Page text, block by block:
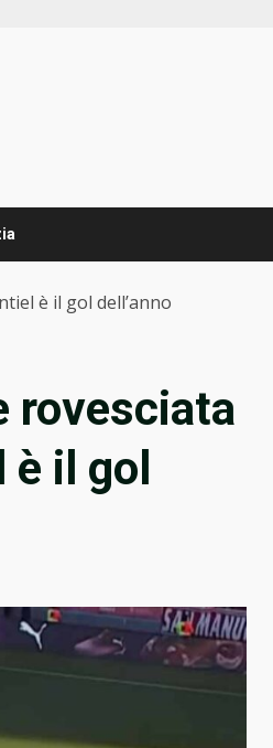
è il gol dell’anno
rovesciata
il gol